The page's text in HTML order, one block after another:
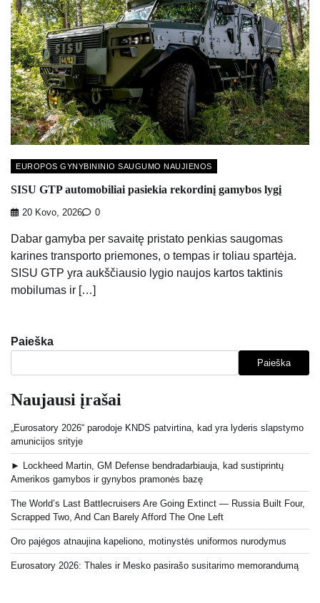
EUROPOS GYNYBININIO SAUGUMO NAUJIENOS
SISU GTP automobiliai pasiekia rekordinį gamybos lygį
20 Kovo, 2026 0
Dabar gamyba per savaitę pristato penkias saugomas
karines transporto priemones, o tempas ir toliau spartėja.
SISU GTP yra aukščiausio lygio naujos kartos taktinis
mobilumas ir […]
Paieška
Paieška
Naujausi įrašai
„Eurosatory 2026“ parodoje KNDS patvirtina, kad yra lyderis slapstymo
amunicijos srityje
► Lockheed Martin, GM Defense bendradarbiauja, kad sustiprintų
Amerikos gamybos ir gynybos pramonės bazę
The World’s Last Battlecruisers Are Going Extinct — Russia Built Four,
Scrapped Two, And Can Barely Afford The One Left
Oro pajėgos atnaujina kapeliono, motinystės uniformos nurodymus
Eurosatory 2026: Thales ir Mesko pasirašo susitarimo memorandumą